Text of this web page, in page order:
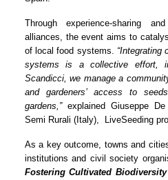
Through experience-sharing
alliances, the event aims to
of local food systems. “Integrating
systems is a collective effort,
Scandicci, we manage a
and gardeners’ access to
gardens,” explained Giuseppe
Semi Rurali (Italy),  LiveSeeding
As a key outcome, towns and
institutions and civil society
Fostering Cultivated